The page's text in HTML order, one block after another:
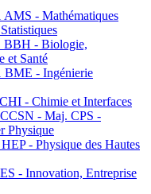
- Mathématiques
- Biologie,
et Santé
- Ingénierie
- Chimie et Interfaces
- Maj. CPS -
Physique
- Physique des Hautes
- Innovation, Entreprise